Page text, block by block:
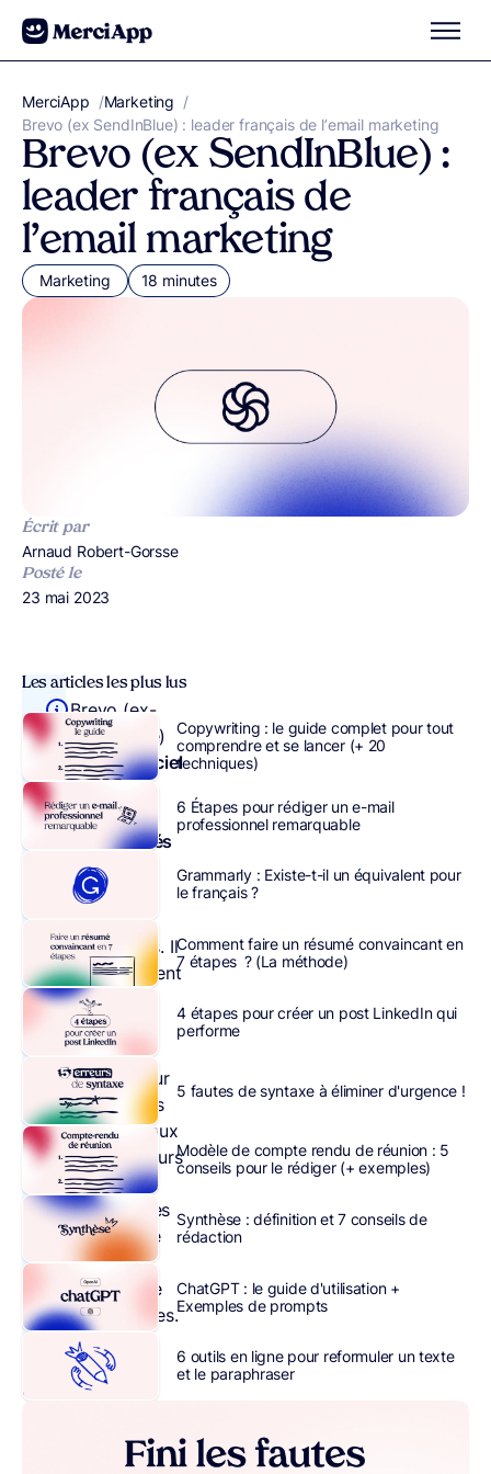
Aller au contenu
MerciApp correcteur orthographe
/Marketing /
Brevo (ex SendInBlue) : leader français de l’email marketing
Brevo (ex SendInBlue) :
leader français de
l’email marketing
Marketing 18 minutes
Écrit par
Publié par
Arnaud Robert-Gorsse
Posté le
Publié le
23 mai 2023
Brevo (ex-
Sendinblue)
est unlogiciel
d’emails
automatisés
pour le
marketing
entreprises. Il
est largement
utilisé en
France et
dans le
monde pour
les services
qu’il rend aux
entrepreneurs
qui veulent
envoyer des
mails à une
grande
quantité de
destinataires.
est
Les articles les plus lus
Copywriting : le guide complet pour tout
comprendre et se lancer (+ 20
techniques)
6 Étapes pour rédiger un e-mail
professionnel remarquable
Grammarly : Existe-t-il un équivalent pour
le français ?
Comment faire un résumé convaincant en
7 étapes ? (La méthode)
4 étapes pour créer un post LinkedIn qui
performe
5 fautes de syntaxe à éliminer d'urgence !
Modèle de compte rendu de réunion : 5
conseils pour le rédiger (+ exemples)
Synthèse : définition et 7 conseils de
rédaction
ChatGPT : le guide d'utilisation +
Exemples de prompts
6 outils en ligne pour reformuler un texte
et le paraphraser